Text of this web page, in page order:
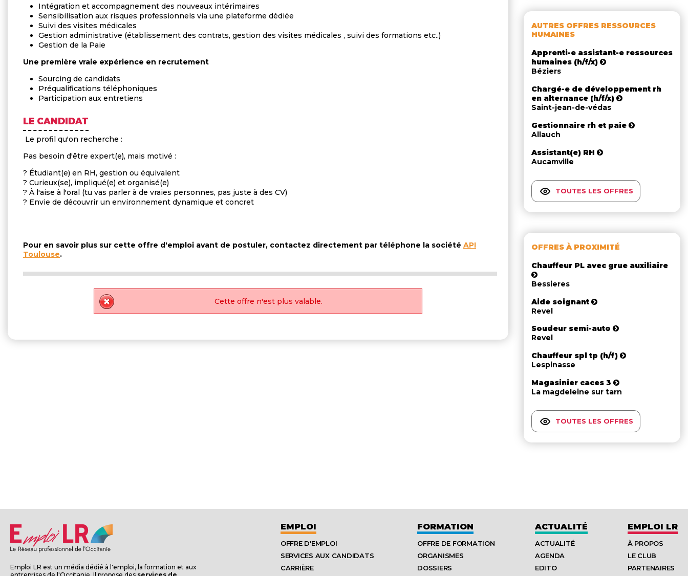
Intégration et accompagnement des nouveaux intérimaires
Sensibilisation aux risques professionnels via une plateforme dédiée
Suivi des visites médicales
Gestion administrative (établissement des contrats, gestion des visites médicales , suivi des formations etc..)
Gestion de la Paie
Une première vraie expérience en recrutement
Sourcing de candidats
Préqualifications téléphoniques
Participation aux entretiens
LE CANDIDAT
Le profil qu'on recherche :
Pas besoin d'être expert(e), mais motivé :
? Étudiant(e) en RH, gestion ou équivalent
? Curieux(se), impliqué(e) et organisé(e)
? À l'aise à l'oral (tu vas parler à de vraies personnes, pas juste à des CV)
? Envie de découvrir un environnement dynamique et concret
Pour en savoir plus sur cette offre d'emploi avant de postuler, contactez directement par téléphone la société API
Toulouse.
Cette offre n'est plus valable.
AUTRES OFFRES RESSOURCES
HUMAINES
Apprenti-e assistant-e ressources
humaines (h/f/x)
Béziers
Chargé-e de développement rh
en alternance (h/f/x)
Saint-jean-de-védas
Gestionnaire rh et paie
Allauch
Assistant(e) RH
Aucamville
TOUTES LES OFFRES
OFFRES À PROXIMITÉ
Chauffeur PL avec grue auxiliaire
Bessieres
Aide soignant
Revel
Soudeur semi-auto
Revel
Chauffeur spl tp (h/f)
Lespinasse
Magasinier caces 3
La magdeleine sur tarn
TOUTES LES OFFRES
Emploi LR est un média dédié à l'emploi, la formation et aux
EMPLOI
OFFRE D'EMPLOI
SERVICES AUX CANDIDATS
CARRIÈRE
FORMATION
OFFRE DE FORMATION
ORGANISMES
DOSSIERS
ACTUALITÉ
ACTUALITÉ
AGENDA
EDITO
EMPLOI LR
À PROPOS
LE CLUB
PARTENAIRES